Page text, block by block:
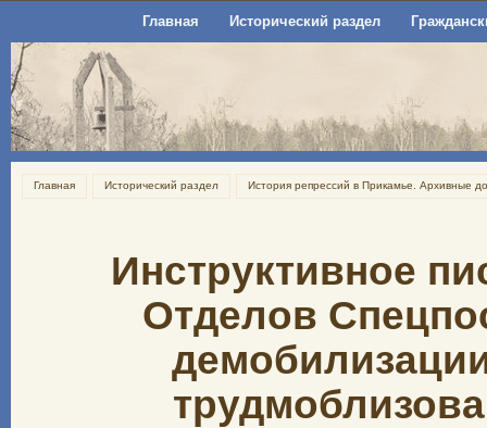
Главная Исторический раздел
Главная Исторический раздел История репрессий в Прикамье. Архивные
Инструктивное
Отделов